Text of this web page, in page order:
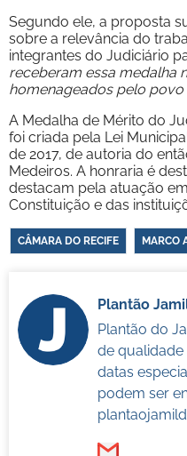
Segundo ele, a proposta
sobre a relevância do
integrantes do Judiciário
receberam essa medalha
homenageados pelo povo
A Medalha de Mérito do
foi criada pela Lei
de 2017, de autoria do
Medeiros. A honraria é
destacam pela atuação
Constituição e das
CÂMARA DO RECIFE MARCO
Plantão
Plantão do
de qualidade
datas
podem ser